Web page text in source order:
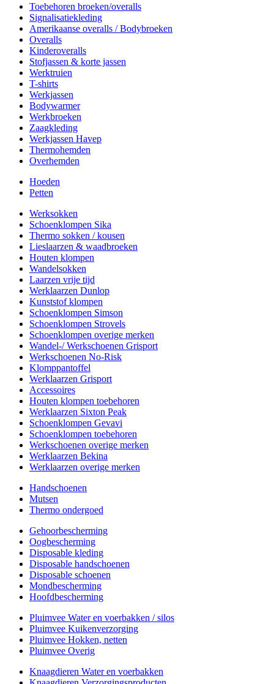
Toebehoren broeken/overalls
Signalisatiekleding
Amerikaanse overalls / Bodybroeken
Overalls
Kinderoveralls
Stofjassen & korte jassen
Werktruien
T-shirts
Werkjassen
Bodywarmer
Werkbroeken
Zaagkleding
Werkjassen Havep
Thermohemden
Overhemden
Hoeden
Petten
Werksokken
Schoenklompen Sika
Thermo sokken / kousen
Lieslaarzen & waadbroeken
Houten klompen
Wandelsokken
Laarzen vrije tijd
Werklaarzen Dunlop
Kunststof klompen
Schoenklompen Simson
Schoenklompen Strovels
Schoenklompen overige merken
Wandel-/ Werkschoenen Grisport
Werkschoenen No-Risk
Klomppantoffel
Werklaarzen Grisport
Accessoires
Houten klompen toebehoren
Werklaarzen Sixton Peak
Schoenklompen Gevavi
Schoenklompen toebehoren
Werkschoenen overige merken
Werklaarzen Bekina
Werklaarzen overige merken
Handschoenen
Mutsen
Thermo ondergoed
Gehoorbescherming
Oogbescherming
Disposable kleding
Disposable handschoenen
Disposable schoenen
Mondbescherming
Hoofdbescherming
Pluimvee Water en voerbakken / silos
Pluimvee Kuikenverzorging
Pluimvee Hokken, netten
Pluimvee Overig
Knaagdieren Water en voerbakken